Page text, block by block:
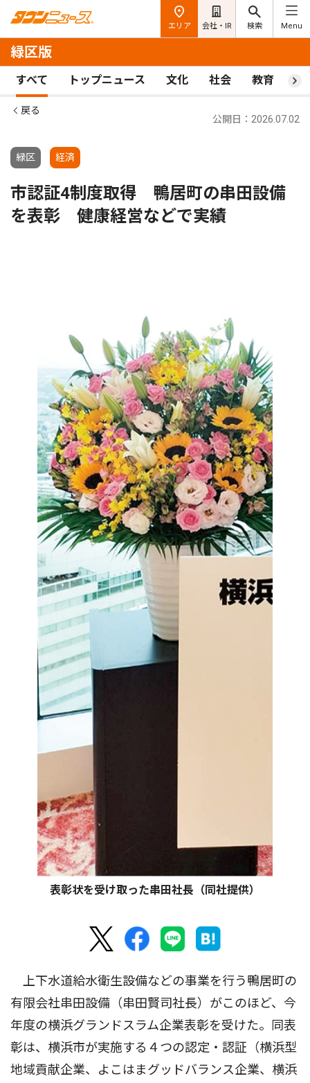
エリア 会社・IR 検索 Menu
緑区版
すべて トップニュース 文化 社会 教育 ス
戻る
緑区 経済
公開日：2026.07.02
市認証4制度取得 鴨居町の串田設備
を表彰 健康経営などで実績
表彰状を受け取った串田社長（同社提供）
上下水道給水衛生設備などの事業を行う鴨居町の
有限会社串田設備（串田賢司社長）がこのほど、今
年度の横浜グランドスラム企業表彰を受けた。同表
彰は、横浜市が実施する４つの認定・認証（横浜型
地域貢献企業、よこはまグッドバランス企業、横浜